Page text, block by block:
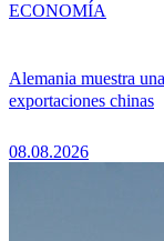
Alemania muestra
exportaciones chinas
08.08.2026
ECONOMÍA